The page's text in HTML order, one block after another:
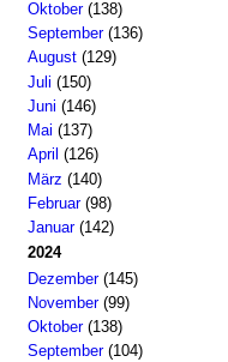
Oktober(138)
September(136)
August(129)
Juli (150)
Juni (146)
Mai (137)
April (126)
März (140)
Februar(98)
Januar(142)
2024
Dezember(145)
November(99)
Oktober(138)
September(104)